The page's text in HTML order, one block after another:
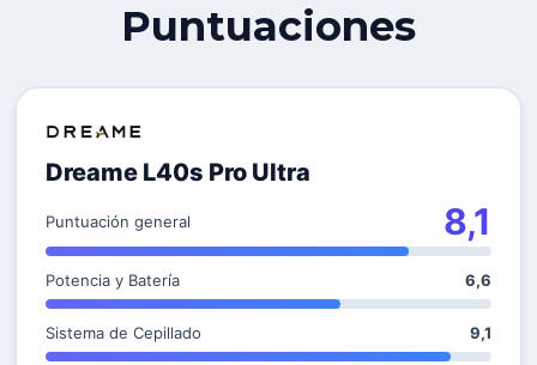
Puntuaciones
Dreame L40s Pro Ultra
Puntuación general 8,1
Potencia y Batería 6,6
Sistema de Cepillado 9,1